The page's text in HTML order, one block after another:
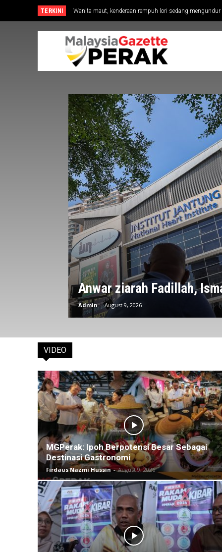
TERKINI Wanita maut, kenderaan rempuh lori sedang mengundur
Anwar ziarah Fadillah, Ismail Sabri di IJN
Anwar ziarah Fadillah,
Admin - August 9, 2026
VIDEO
MGPerak: Ipoh Berpotensi Besar Sebagai
Destinasi Gastronomi
Firdaus Nazmi Hussin - August 9, 2026